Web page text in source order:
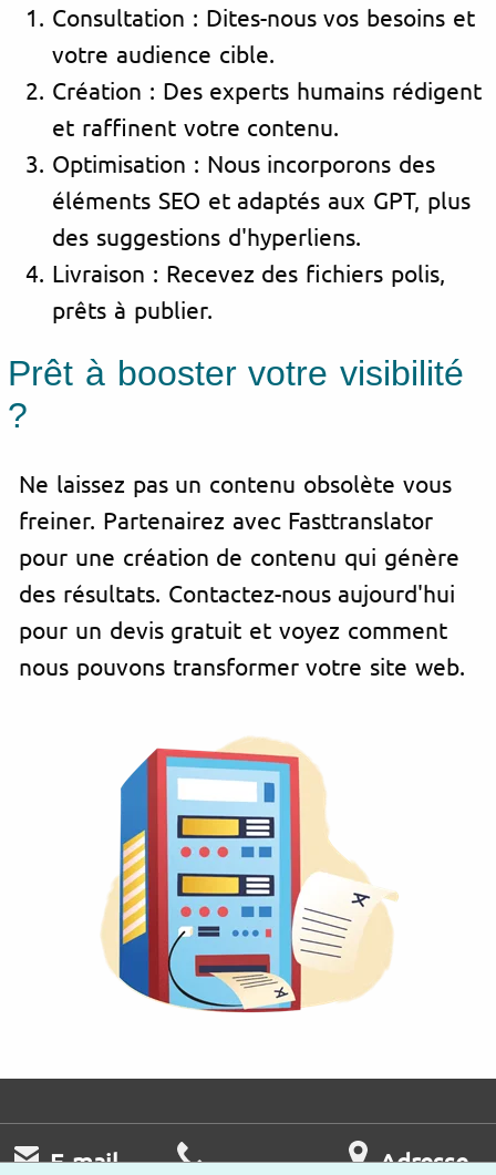
Consultation : Dites-nous vos besoins et
votre audience cible.
Création : Des experts humains rédigent
et raffinent votre contenu.
Optimisation : Nous incorporons des
éléments SEO et adaptés aux GPT, plus
des suggestions d'hyperliens.
Livraison : Recevez des fichiers polis,
prêts à publier.
Prêt à booster votre visibilité
?
Ne laissez pas un contenu obsolète vous
freiner. Partenairez avec Fasttranslator
pour une création de contenu qui génère
des résultats. Contactez-nous aujourd'hui
pour un devis gratuit et voyez comment
nous pouvons transformer votre site web.
E-mail Adresse